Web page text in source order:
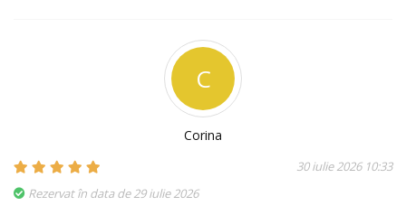
C
Corina
30 iulie 2026 10:33
Rezervat în data de 29 iulie 2026